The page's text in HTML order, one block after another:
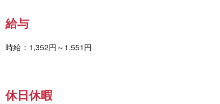
給与
時給：1,352円～1,551円
休日休暇